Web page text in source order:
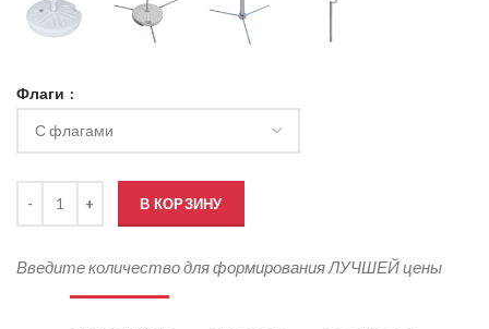
Флаги
В КОРЗИНУ
Введите количество для формирования ЛУЧШЕЙ цены